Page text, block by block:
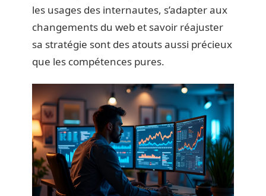
les usages des internautes, s’adapter aux
changements du web et savoir réajuster
sa stratégie sont des atouts aussi précieux
que les compétences pures.